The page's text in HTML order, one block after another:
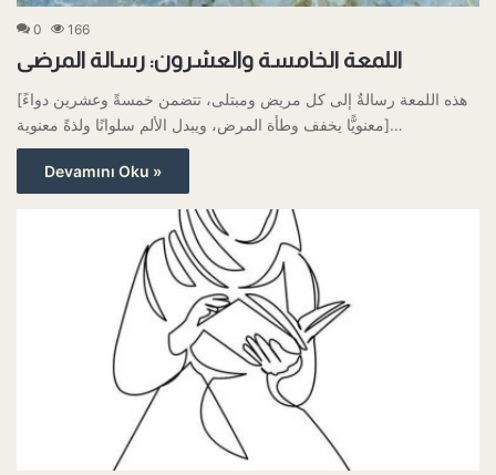
0 166
اللمعة الخامسة والعشرون: رسالة المرضى
[هذه اللمعة رسالةٌ إلى كل مريض ومبتلى، تتضمن خمسةً وعشرين دواءً
معنويًّا يخفف وطأة المرض، ويبدل الألم سلوانًا ولذةً معنوية]…
Devamını Oku »